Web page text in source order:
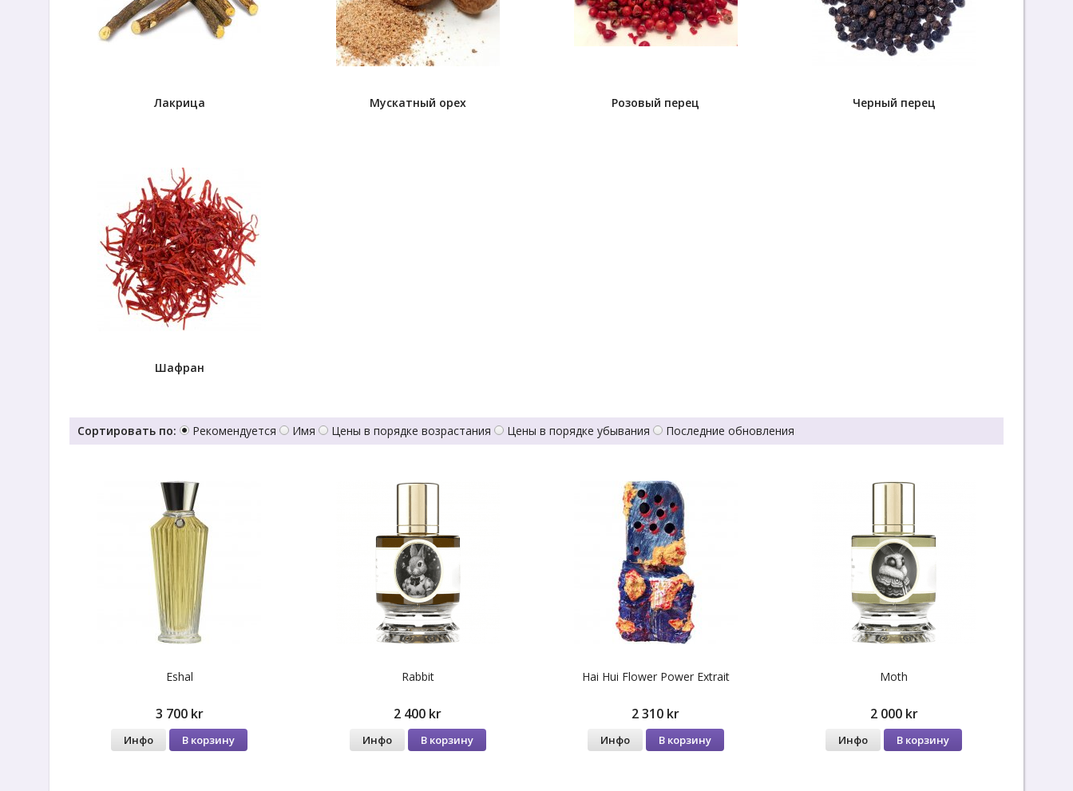
Лакрица Мускатный орех Розовый перец Черный перец
Шафран
Сортировать по: Рекомендуется Имя Цены в порядке возрастания Цены в порядке убывания Последние обновления
Eshal
3 700 kr
Инфо В корзину
Rabbit
2 400 kr
Инфо В корзину
Hai Hui Flower Power Extrait
2 310 kr
Инфо В корзину
Moth
2 000 kr
Инфо В корзину